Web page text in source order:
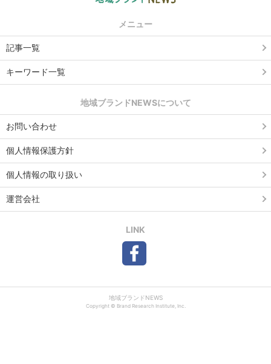
メニュー
記事一覧
キーワード一覧
地域ブランドNEWSについて
お問い合わせ
個人情報保護方針
個人情報の取り扱い
運営会社
LINK
地域ブランドNEWS
Copyright © Brand Research Institute, Inc.